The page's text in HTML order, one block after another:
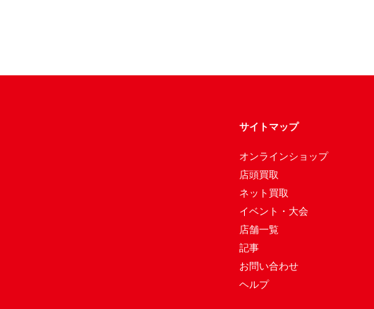
サイトマップ
オンラインショップ
店頭買取
ネット買取
イベント・大会
店舗一覧
記事
お問い合わせ
ヘルプ